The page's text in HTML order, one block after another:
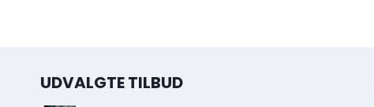
UDVALGTE TILBUD